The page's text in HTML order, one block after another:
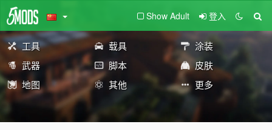
Show Adult 登入
工具 载具
涂装
武器
脚本
皮肤
地图
其他 更多